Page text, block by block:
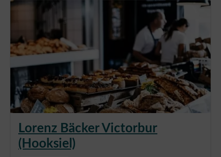
Lorenz Bäcker Victorbur
(Hooksiel)